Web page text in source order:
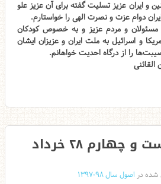
و ایران عزیز تسلیت گفته برای آن عزیز علو
دوام عزت و نصرت الهی را خواستارم.
و مردم عزیز و به خصوص کودکان
و اسرائیل به ملت ایران و عزیزان ایشان
را از درگاه احدیت خواهانم.
جلسه صد و بیست و چهارم ۲۸ خرداد
شده در اصول سال ۹۸-۱۳۹۷